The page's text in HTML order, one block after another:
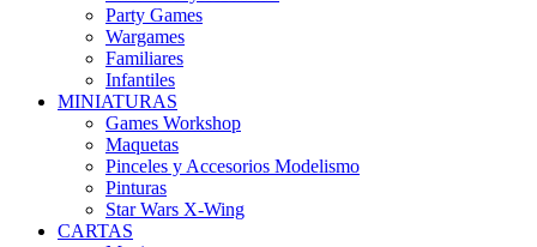
Party Games
Wargames
Familiares
Infantiles
MINIATURAS
Games Workshop
Maquetas
Pinceles y Accesorios Modelismo
Pinturas
Star Wars X-Wing
CARTAS